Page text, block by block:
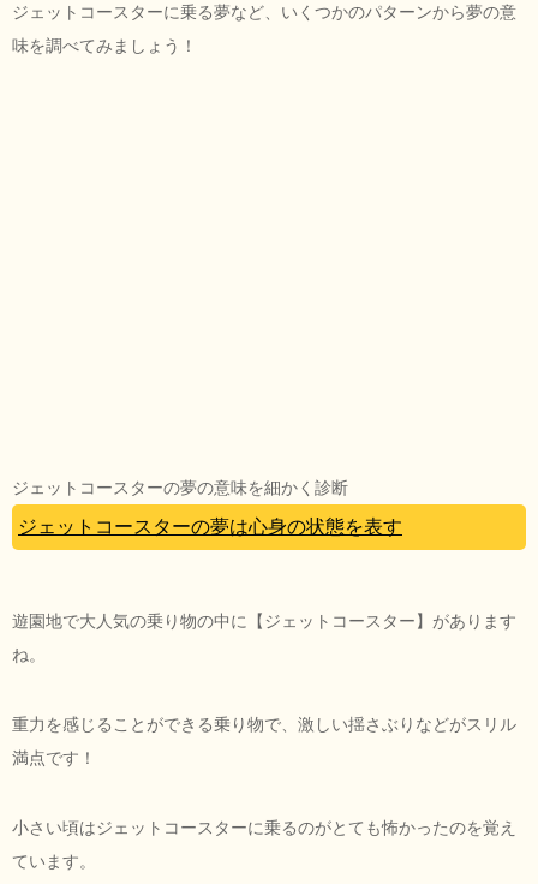
ジェットコースターに乗る夢など、いくつかのパターンから夢の意
味を調べてみましょう！
ジェットコースターの夢の意味を細かく診断
ジェットコースターの夢は心身の状態を表す
遊園地で大人気の乗り物の中に【ジェットコースター】があります
ね。
重力を感じることができる乗り物で、激しい揺さぶりなどがスリル
満点です！
小さい頃はジェットコースターに乗るのがとても怖かったのを覚え
ています。